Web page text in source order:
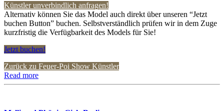
Künstler unverbindlich anfragen!
Alternativ können Sie das Model auch direkt über unseren “Jetzt
buchen Button” buchen. Selbstverständlich prüfen wir in dem Zuge
kurzfristig die Verfügbarkeit des Models für Sie!
Jetzt buchen!
Zurück zu Feuer-Poi Show Künstler
Read more